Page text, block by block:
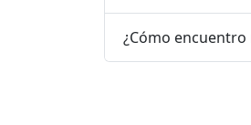
¿Cómo